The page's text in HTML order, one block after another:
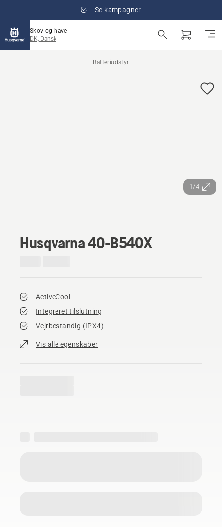
Se kampagner
Skov og have
DK, Dansk
Batteriudstyr
1/4
Husqvarna 40-B540X
ActiveCool
Integreret tilslutning
Vejrbestandig (IPX4)
Vis alle egenskaber